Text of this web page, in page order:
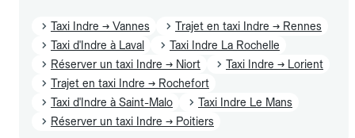
Taxi Indre → Vannes
Trajet en taxi Indre → Rennes
Taxi d'Indre à Laval
Taxi Indre La Rochelle
Réserver un taxi Indre → Niort
Taxi Indre → Lorient
Trajet en taxi Indre → Rochefort
Taxi d'Indre à Saint-Malo
Taxi Indre Le Mans
Réserver un taxi Indre → Poitiers